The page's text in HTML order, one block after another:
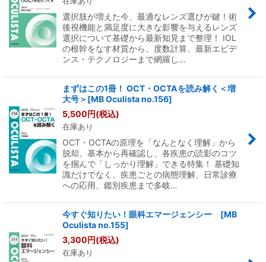
選択肢が増えた今、最適なレンズ選びが鍵！術
後視機能と満足度に大きな影響を与えるレンズ
選択について基礎から最新知見まで整理！ IOL
の根幹をなす材質から、度数計算、最新エビデ
ンス・テクノロジーまで網羅し…
まずはこの1冊！ OCT・OCTAを読み解く＜増
大号＞[MB Oculista no.156]
5,500円(税込)
在庫あり
OCT・OCTAの原理を「なんとなく理解」から
脱却。基本から再確認し、各疾患の読影のコツ
を掴んで「しっかり理解」できる特集！ 基礎知
識だけでなく、疾患ごとの病態理解、日常診療
への応用、鑑別疾患まで多岐…
今すぐ知りたい！眼科エマージェンシー [MB
Oculista no.155]
3,300円(税込)
在庫あり